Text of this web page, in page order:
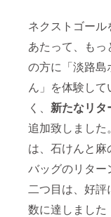
ネクストゴール
あたって、もっ
の方に「淡路島
ん」を体験して
く、 新たなリタ
追加致しました
は、石けんと麻
バッグのリター
二つ目は、好評
数に達しました